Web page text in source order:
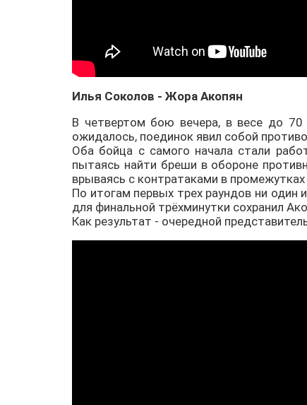
Илья Соколов - Жора Акопян
В четвертом бою вечера, в весе до
ожидалось, поединок явил собой
Оба бойца с самого начала стали
пытаясь найти бреши в обороне
врываясь с контратаками в
По итогам первых трех раундов ни один
для финальной трёхминутки сохранил
Как результат - очередной